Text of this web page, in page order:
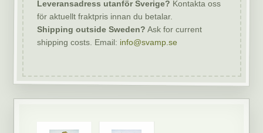
Leveransadress utanför Sverige? Kontakta oss
för aktuellt fraktpris innan du betalar.
Shipping outside Sweden? Ask for current
shipping costs. Email: info@svamp.se